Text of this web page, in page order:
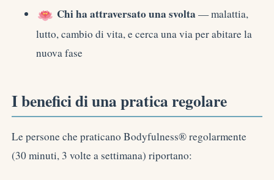
Chi ha attraversato una svolta — malattia,
lutto, cambio di vita, e cerca una via per abitare la
nuova fase
I benefici di una pratica regolare
Le persone che praticano Bodyfulness® regolarmente
(30 minuti, 3 volte a settimana) riportano: